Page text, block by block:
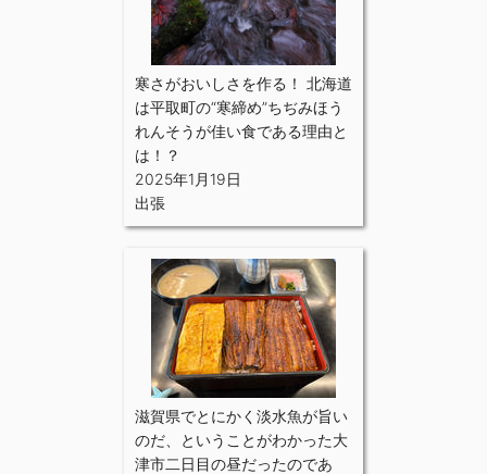
寒さがおいしさを作る！ 北海道
は平取町の“寒締め”ちぢみほう
れんそうが佳い食である理由と
は！？
2025年1月19日
出張
滋賀県でとにかく淡水魚が旨い
のだ、ということがわかった大
津市二日目の昼だったのであ